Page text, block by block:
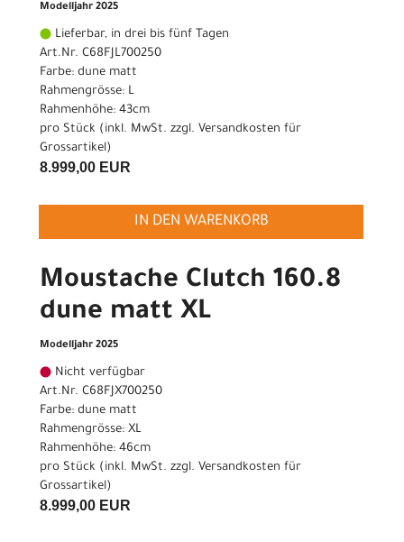
Modelljahr 2025
Lieferbar, in drei bis fünf Tagen
Art.Nr. C68FJL700250
Farbe: dune matt
Rahmengrösse: L
Rahmenhöhe: 43cm
pro Stück (inkl. MwSt. zzgl. Versandkosten für
Grossartikel)
8.999,00 EUR
IN DEN WARENKORB
Moustache Clutch 160.8
dune matt XL
Modelljahr 2025
Nicht verfügbar
Art.Nr. C68FJX700250
Farbe: dune matt
Rahmengrösse: XL
Rahmenhöhe: 46cm
pro Stück (inkl. MwSt. zzgl. Versandkosten für
Grossartikel)
8.999,00 EUR